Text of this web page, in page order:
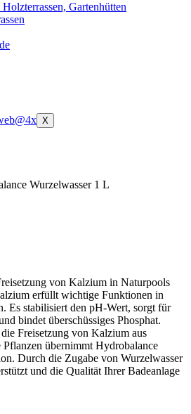
Gartenhütten
X
Wurzelwasser 1 L
von Kalzium in Naturpools
erfüllt wichtige Funktionen in
Es stabilisiert den pH-Wert, sorgt für
bindet überschüssiges Phosphat.
Freisetzung von Kalzium aus
übernimmt Hydrobalance
Durch die Zugabe von Wurzelwasser
und die Qualität Ihrer Badeanlage